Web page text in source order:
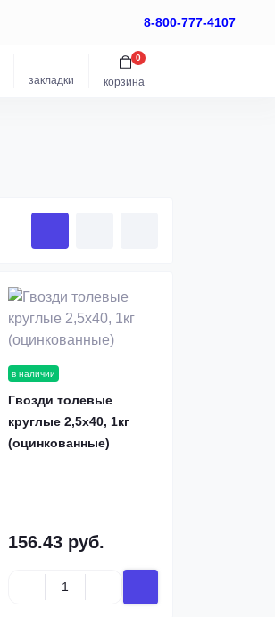
8-800-777-4107
закладки корзина
0
в наличии
Гвозди толевые
круглые 2,5х40, 1кг
(оцинкованные)
156.43 руб.